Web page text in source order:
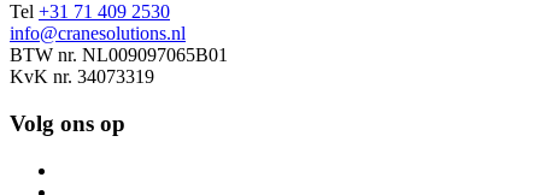
Tel +31 71 409 2530
info@cranesolutions.nl
BTW nr. NL009097065B01
KvK nr. 34073319
Volg ons op